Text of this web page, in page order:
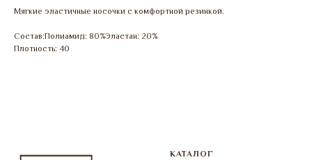
Мягкие эластичные носочки с комфортной резинкой.
Состав:Полиамид: 80%Эластан: 20%
Плотность: 40
КАТАЛОГ